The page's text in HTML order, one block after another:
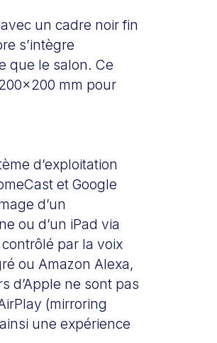
un cadre noir fin
s’intègre
que le salon. Ce
mm pour
d’exploitation
et Google
d’un
ou d’un iPad via
par la voix
ou Amazon Alexa,
d’Apple ne sont pas
(mirroring
une expérience